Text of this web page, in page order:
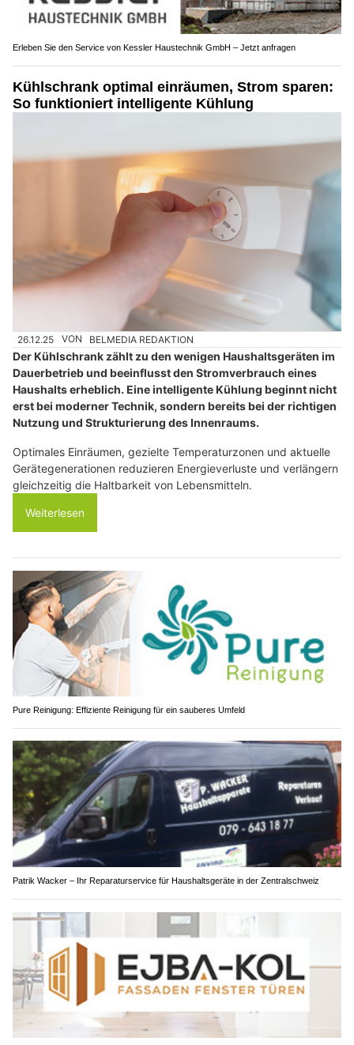
Erleben Sie den Service von Kessler Haustechnik GmbH – Jetzt anfragen
Kühlschrank optimal einräumen, Strom sparen:
So funktioniert intelligente Kühlung
26.12.25 VON BELMEDIA REDAKTION
Der Kühlschrank zählt zu den wenigen Haushaltsgeräten im
Dauerbetrieb und beeinflusst den Stromverbrauch eines
Haushalts erheblich. Eine intelligente Kühlung beginnt nicht
erst bei moderner Technik, sondern bereits bei der richtigen
Nutzung und Strukturierung des Innenraums.
Optimales Einräumen, gezielte Temperaturzonen und aktuelle
Gerätegenerationen reduzieren Energieverluste und verlängern
gleichzeitig die Haltbarkeit von Lebensmitteln.
Weiterlesen
Pure Reinigung: Effiziente Reinigung für ein sauberes Umfeld
Patrik Wacker – Ihr Reparaturservice für Haushaltsgeräte in der Zentralschweiz